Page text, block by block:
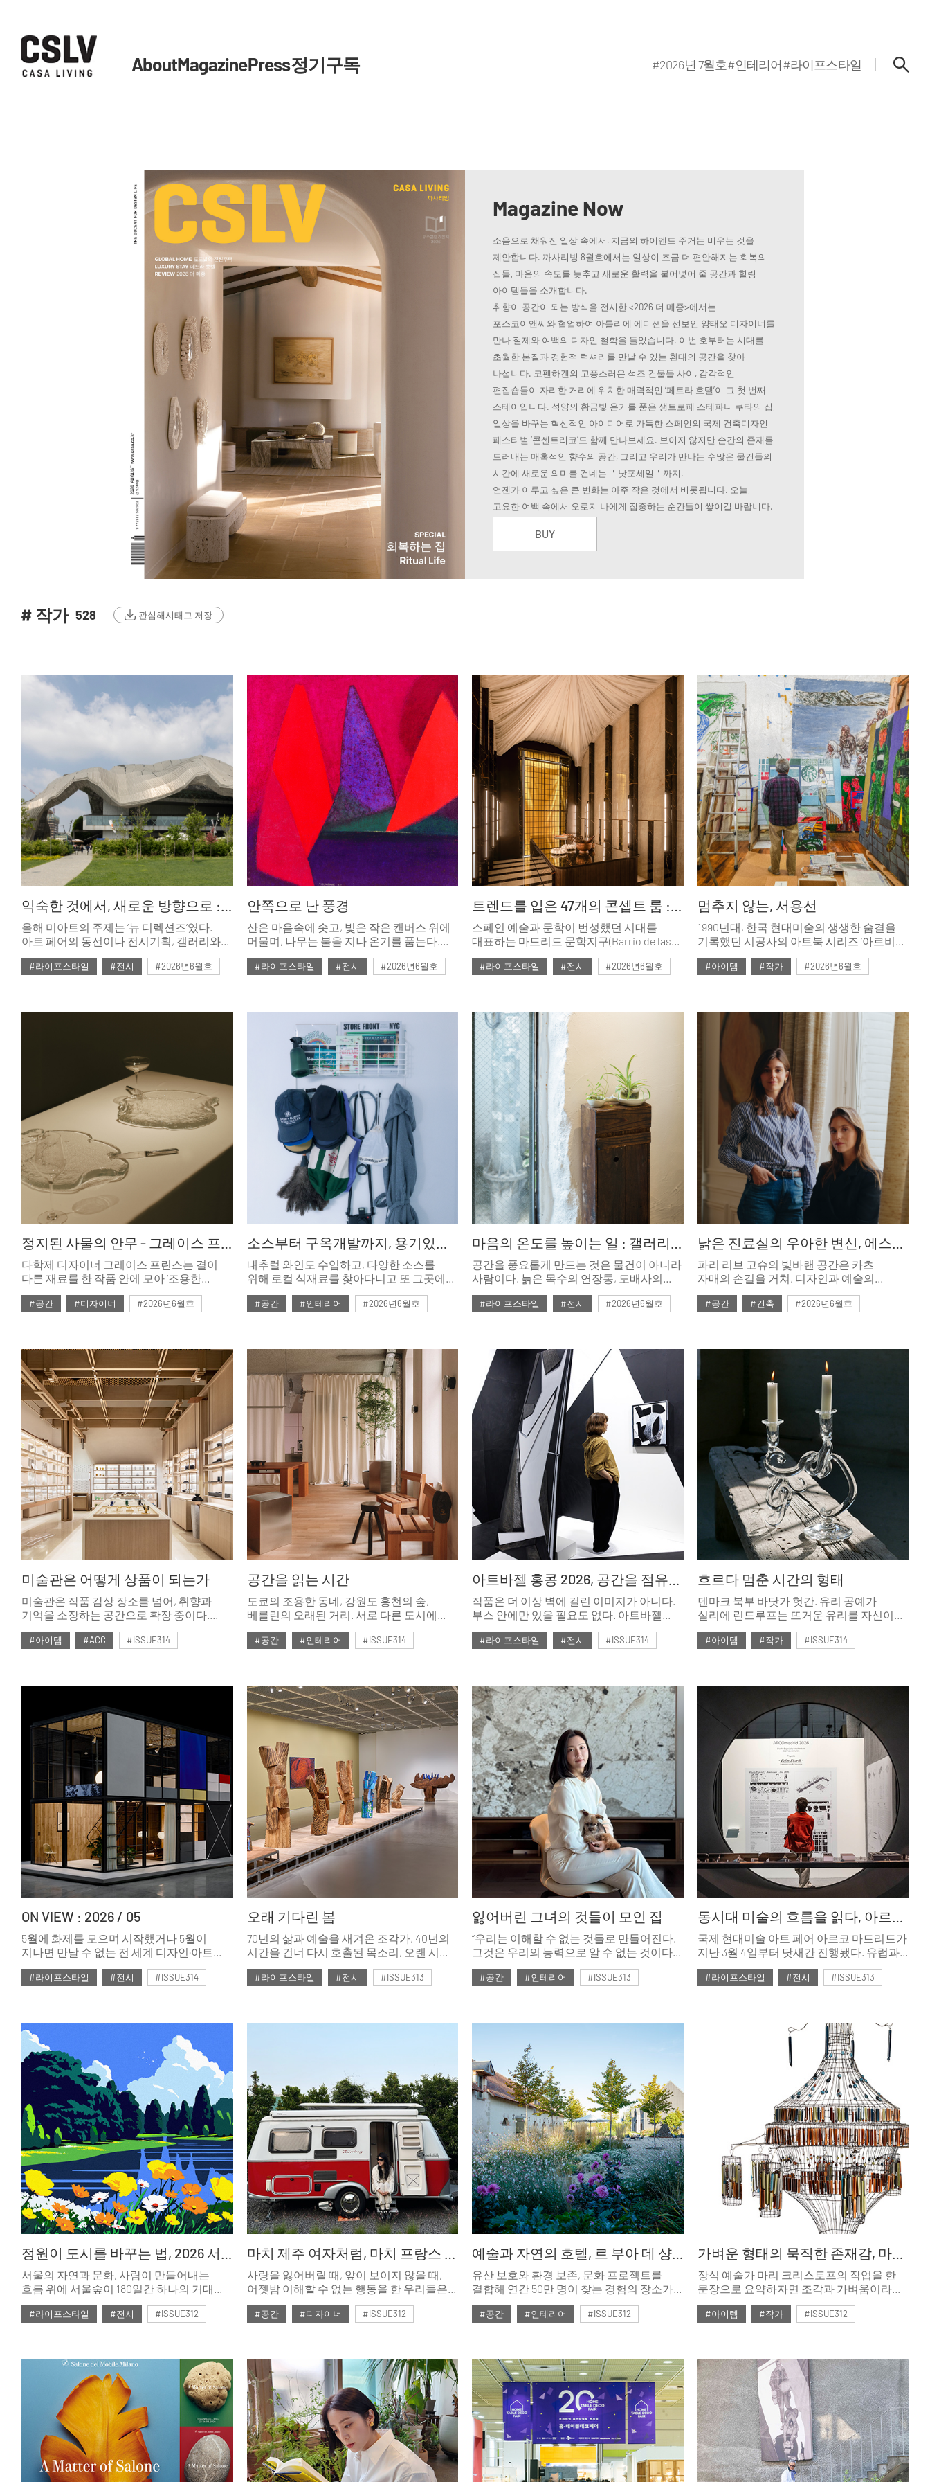
AboutMagazinePress정기구독 #2026년 7월호#인테리어#라이프스타일
Magazine Now
소음으로 채워진 일상 속에서, 지금의 하이엔드 주거는 비우는 것을
제안합니다. 까사리빙 8월호에서는 일상이 조금 더 편안해지는 회복의
집들, 마음의 속도를 늦추고 새로운 활력을 불어넣어 줄 공간과 힐링
아이템들을 소개합니다.
취향이 공간이 되는 방식을 전시한 <2026 더 메종>에서는
포스코이앤씨와 협업하여 아틀리에 에디션을 선보인 양태오 디자이너를
만나 절제와 여백의 디자인 철학을 들었습니다. 이번 호부터는 시대를
초월한 본질과 경험적 럭셔리를 만날 수 있는 환대의 공간을 찾아
나섭니다. 코펜하겐의 고풍스러운 석조 건물들 사이, 감각적인
편집숍들이 자리한 거리에 위치한 매력적인 ‘페트라 호텔’이 그 첫 번째
스테이입니다. 석양의 황금빛 온기를 품은 생트로페 스테파니 쿠타의 집,
일상을 바꾸는 혁신적인 아이디어로 가득한 스페인의 국제 건축디자인
페스티벌 ‘콘센트리코’도 함께 만나보세요. 보이지 않지만 순간의 존재를
드러내는 매혹적인 향수의 공간, 그리고 우리가 만나는 수많은 물건들의
시간에 새로운 의미를 건네는 ＇낫포세일＇까지.
언젠가 이루고 싶은 큰 변화는 아주 작은 것에서 비롯됩니다. 오늘,
고요한 여백 속에서 오로지 나에게 집중하는 순간들이 쌓이길 바랍니다.
BUY
# 작가 528 관심해시태그 저장
익숙한 것에서, 새로운 방향으로 : miart 2026
올해 미아트의 주제는 ‘뉴 디렉션즈’였다.
아트 페어의 동선이나 전시기획, 갤러리와
협업방식에서 기존과는 다른 새로운 시도가
인상적이었다.
#라이프스타일 #전시 #2026년6월호
안쪽으로 난 풍경
산은 마음속에 솟고, 빛은 작은 캔버스 위에
머물며, 나무는 불을 지나 온기를 품는다.
서로 다른 시간과 재료를 통과해 바깥의
풍경을 안쪽의 감각으로 옮겨놓는 세 전시를
#라이프스타일 #전시 #2026년6월호
트렌드를 입은 47개의 콘셉트 룸 : 까사 데코 2026
스페인 예술과 문학이 번성했던 시대를
대표하는 마드리드 문학지구(Barrio de las
Letras)의 130년 된 후작의 저택에 동시대의
감각적이고 창의적인 디자인이 더해졌다.
트렌드를 엿볼 수 있는 47개의 콘셉트 룸을
선보였고, 다채로운 아이디어와 영감을
나누는 다양한 행사가 함께 진행됐다.
#라이프스타일 #전시 #2026년6월호
멈추지 않는, 서용선
1990년대, 한국 현대미술의 생생한 숨결을
기록했던 시공사의 아트북 시리즈 ‘아르비방
(Art Vivant, 살아있는 예술)’이 까사리빙의
시선으로 다시 깨어난다. 당시 아트북
예술가를 만나는 가장 정직한 방법은 그들의
공간에 들어가는 것이다. 작업실은 작품이
처음 숨을 쉬는 곳이자, 예술가의 철학이
고스란히 새겨진 성소이기 때문이다. 시대를
관통해온 그들의 공간, 그 안에서 길어 올린
가장 생생한 이야기로 ‘살아있는 예술’의
본질과 마주한다.
#아이템 #작가 #2026년6월호
다학제 디자이너 그레이스 프린스는 결이
다른 재료를 한 작품 안에 모아 ‘조용한
시간 속에서 묵묵히 자신의 속도를 지켜온
#공간 #디자이너 #2026년6월호
내추럴 와인도 수입하고, 다양한 소스를
위해 로컬 식재료를 찾아다니고 또 그곳에서
어느 날엔 덜컥 40년된 구옥을 사서
집과 사랑에 빠져있다. 지금은 장미
시즌이라 가지치기와 진드기 방지 약을
도포하느라 매우 바쁘지만 소나기 이후
만개할 섬머스노우화이트장미를 기다리고
있는 그녀의 특별한 취향의 공간들을
소개한다.
#공간 #인테리어 #2026년6월호
공간을 풍요롭게 만드는 것은 물건이 아니라
사람이다. 늙은 목수의 연장통, 도배사의
테이블. 갤러리단정은 사람과 시간이 함께
갤러리 이야기.
#라이프스타일 #전시 #2026년6월호
파리 리브 고슈의 빛바랜 공간은 카츠
자매의 손길을 거쳐, 디자인과 예술의
가족을 위한 아늑한 갤러리 홈으로
#공간 #건축 #2026년6월호
미술관은 어떻게 상품이 되는가
미술관은 작품 감상 장소를 넘어, 취향과
기억을 소장하는 공간으로 확장 중이다.
전시의 여운을 담은 아트 상품은 미술관의
정체성과 감각을 일상에서 느끼게 해준다.
호암미술관의 사례를 통해 알아보았다.
#아이템 #ACC
#ISSUE314
공간을 읽는 시간
도쿄의 조용한 동네, 강원도 홍천의 숲,
베를린의 오래된 거리. 서로 다른 도시에
새로 문을 연 세 곳의 매장은 사고파는 일을
넘어 브랜드의 역사, 가상의 서사, 거리의
#공간 #인테리어
#ISSUE314
아트바젤 홍콩 2026, 공간을 점유하는 예술
작품은 더 이상 벽에 걸린 이미지가 아니다.
부스 안에만 있을 필요도 없다. 아트바젤
홍콩 2026은 작품이 부스 밖에서 새로운
공간을 만나는 순간, 그 분위기와 문화가
#라이프스타일 #전시
#ISSUE314
흐르다 멈춘 시간의 형태
덴마크 북부 바닷가 헛간. 유리 공예가
실리에 린드루프는 뜨거운 유리를 자신이
원하는 형태로 다듬는 대신, 유리가 스스로
멈추는 순간을 기다린다. 재료의 특성을
#아이템 #작가
#ISSUE314
ON VIEW : 2026 / 05
5월에 화제를 모으며 시작했거나 5월이
지나면 만날 수 없는 전 세계 디자인·아트
사람에게는 전시가 곧 여행의 이유가 된다.
#라이프스타일 #전시
#ISSUE314
오래 기다린 봄
70년의 삶과 예술을 새겨온 조각가, 40년의
시간을 건너 다시 호출된 목소리, 오랜 시간
방식으로 긴 시간을 보내고 봄을 맞이한 세
#라이프스타일 #전시
#ISSUE313
잃어버린 그녀의 것들이 모인 집
“우리는 이해할 수 없는 것들로 만들어진다.
그것은 우리의 능력으로 알 수 없는 것이다.
이유는 그 알 수 없는 것들을 조금이라도
사랑으로 인해 모든 것을 잃은 남자는
이외에 중요한 것은 무엇일까?
#공간 #인테리어
#ISSUE313
국제 현대미술 아트 페어 아르코 마드리드가
지난 3월 4일부터 닷새간 진행됐다. 유럽과
해온 아르코 마드리드의 주요 전시 리뷰.
#라이프스타일 #전시
#ISSUE313
정원이 도시를 바꾸는 법, 2026 서울국제정원박람회
서울의 자연과 문화, 사람이 만들어내는
흐름 위에 서울숲이 180일간 하나의 거대한
정원으로 펼쳐진다.
#라이프스타일 #전시
#ISSUE312
마치 제주 여자처럼, 마치 프랑스 여자처럼
사랑을 잃어버릴 때, 앞이 보이지 않을 때,
어젯밤 이해할 수 없는 행동을 한 우리들은
어디로 가야 할까? 제인마치 메종으로
성수동에 새로운 프렌치 스타일을 이끌고 온
#공간 #디자이너
#ISSUE312
예술과 자연의 호텔, 르 부아 데 샹브르
유산 보호와 환경 보존, 문화 프로젝트를
결합해 연간 50만 명이 찾는 경험의 장소가
된 쇼몽 쉬르 루아르 성. 광활한 영지 안에
자리한 르 부아 데 샹브르 호텔은 자연의
#공간 #인테리어
#ISSUE312
가벼운 형태의 묵직한 존재감, 마리 크리스토프
장식 예술가 마리 크리스토프의 작업을 한
문장으로 요약하자면 조각과 가벼움이라는
두 세계의 결합이다.
#아이템 #작가
#ISSUE312